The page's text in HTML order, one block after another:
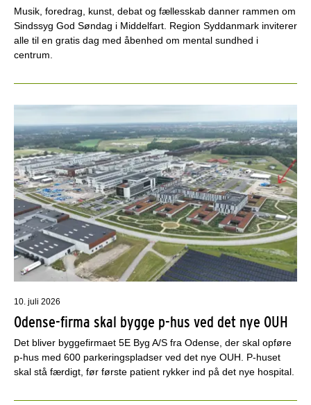
Musik, foredrag, kunst, debat og fællesskab danner rammen om
Sindssyg God Søndag i Middelfart. Region Syddanmark inviterer
alle til en gratis dag med åbenhed om mental sundhed i
centrum.
10. juli 2026
Odense-firma skal bygge p-hus ved det nye OUH
Det bliver byggefirmaet 5E Byg A/S fra Odense, der skal opføre
p-hus med 600 parkeringspladser ved det nye OUH. P-huset
skal stå færdigt, før første patient rykker ind på det nye hospital.